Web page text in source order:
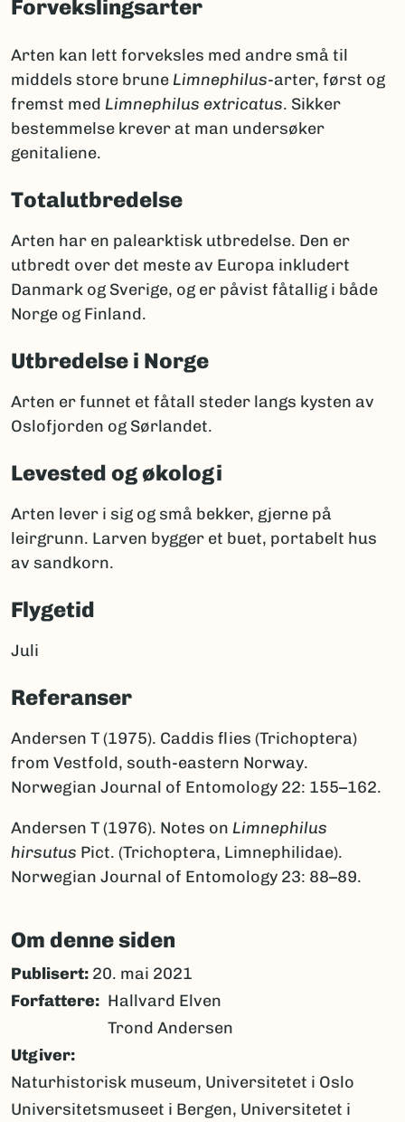
Forvekslingsarter
Arten kan lett forveksles med andre små til
middels store brune Limnephilus-arter, først og
fremst med Limnephilus extricatus. Sikker
bestemmelse krever at man undersøker
genitaliene.
Totalutbredelse
Arten har en palearktisk utbredelse. Den er
utbredt over det meste av Europa inkludert
Danmark og Sverige, og er påvist fåtallig i både
Norge og Finland.
Utbredelse i Norge
Arten er funnet et fåtall steder langs kysten av
Oslofjorden og Sørlandet.
Levested og økologi
Arten lever i sig og små bekker, gjerne på
leirgrunn. Larven bygger et buet, portabelt hus
av sandkorn.
Flygetid
Juli
Referanser
Andersen T (1975). Caddis flies (Trichoptera)
from Vestfold, south-eastern Norway.
Norwegian Journal of Entomology 22: 155–162.
Andersen T (1976). Notes on Limnephilus
hirsutus Pict. (Trichoptera, Limnephilidae).
Norwegian Journal of Entomology 23: 88–89.
Om denne siden
Publisert: 20. mai 2021
Forfattere
Hallvard Elven
Trond Andersen
Utgiver
Naturhistorisk museum, Universitetet i Oslo
Universitetsmuseet i Bergen, Universitetet i